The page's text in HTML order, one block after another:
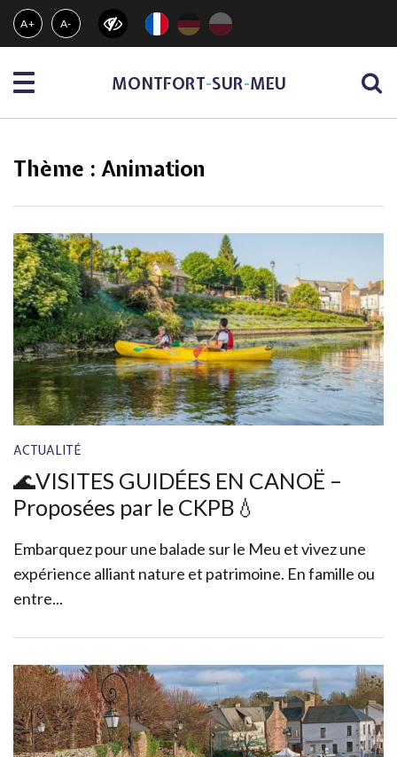
Gestion des traceurs
A+ A-
Menu MONTFORT-SUR-MEU
Thème : Animation
ACTUALITÉ
🌊VISITES GUIDÉES EN CANOË –
Proposées par le CKPB💧
Embarquez pour une balade sur le Meu et vivez une
expérience alliant nature et patrimoine. En famille ou
entre...